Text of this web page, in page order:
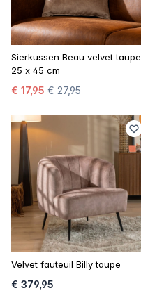
Sierkussen Beau velvet taupe
25 x 45 cm
€ 17,95 € 27,95
Velvet fauteuil Billy taupe
€ 379,95